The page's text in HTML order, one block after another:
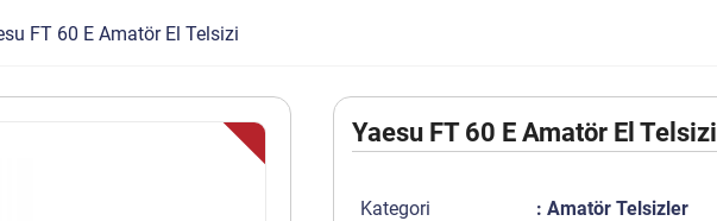
FT 60 E Amatör El Telsizi
Yaesu FT 60 E Amatör El Telsizi
Kategori : Amatör Telsizler